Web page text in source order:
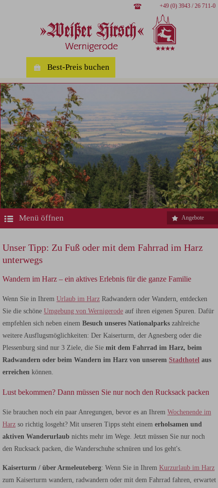
+49 (0) 3943 / 26 711-0
Best-Preis buchen
Menü öffnen Angebote
Unser Tipp: Zu Fuß oder mit dem Fahrrad im Harz
unterwegs
Wandern im Harz – ein aktives Erlebnis für die ganze Familie
Wenn Sie in Ihrem Urlaub im Harz Radwandern oder Wandern, entdecken
Sie die schöne Umgebung von Wernigerode auf ihren eigenen Spuren. Dafür
empfehlen sich neben einem Besuch unseres Nationalparks zahlreiche
weitere Ausflugsmöglichkeiten: Der Kaiserturm, der Agnesberg oder die
Plessenburg sind nur 3 Ziele, die Sie mit dem Fahrrad im Harz, beim
Radwandern oder beim Wandern im Harz von unserem Stadthotel aus
erreichen können.
Lust bekommen? Dann müssen Sie nur noch den Rucksack packen
Sie brauchen noch ein paar Anregungen, bevor es an Ihrem Wochenende im
Harz so richtig losgeht? Mit unseren Tipps steht einem erholsamen und
aktiven Wanderurlaub nichts mehr im Wege. Jetzt müssen Sie nur noch
den Rucksack packen, die Wanderschuhe schnüren und los geht's.
Kaiserturm / über Armeleuteberg: Wenn Sie in Ihrem Kurzurlaub im Harz
zum Kaiserturm wandern, radwandern oder mit dem Fahrrad fahren, erwartet